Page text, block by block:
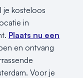
je kosteloos
in
Plaats nu een
en ontvang
Voor je